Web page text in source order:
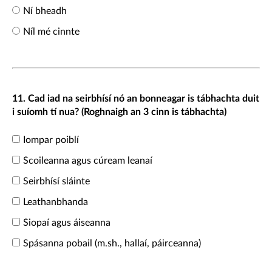
Ní bheadh
Níl mé cinnte
11. Cad iad na seirbhísí nó an bonneagar is tábhachta duit
i suíomh tí nua? (Roghnaigh an 3 cinn is tábhachta)
Iompar poiblí
Scoileanna agus cúream leanaí
Seirbhísí sláinte
Leathanbhanda
Siopaí agus áiseanna
Spásanna pobail (m.sh., hallaí, páirceanna)